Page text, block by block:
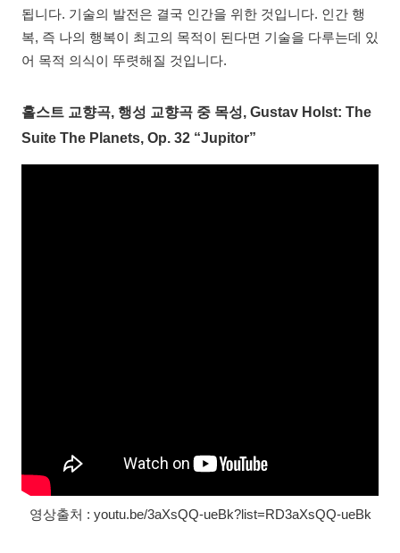
됩니다. 기술의 발전은 결국 인간을 위한 것입니다. 인간 행
복, 즉 나의 행복이 최고의 목적이 된다면 기술을 다루는데 있
어 목적 의식이 뚜렷해질 것입니다.
홀스트 교향곡, 행성 교향곡 중 목성, Gustav Holst: The
Suite The Planets, Op. 32 “Jupitor”
영상출처 : youtu.be/3aXsQQ-ueBk?list=RD3aXsQQ-ueBk